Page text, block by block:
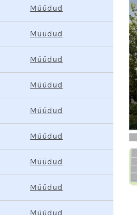
Müüdud
Müüdud
Müüdud
Müüdud
Müüdud
Müüdud
Müüdud
Müüdud
Müüdud